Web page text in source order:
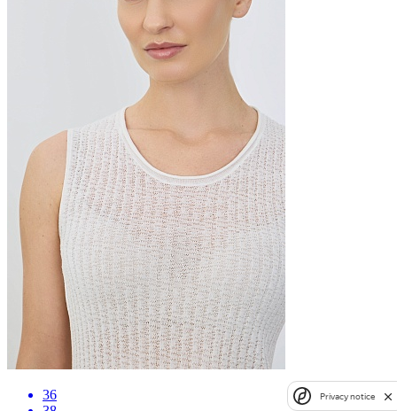
36
Privacy notice